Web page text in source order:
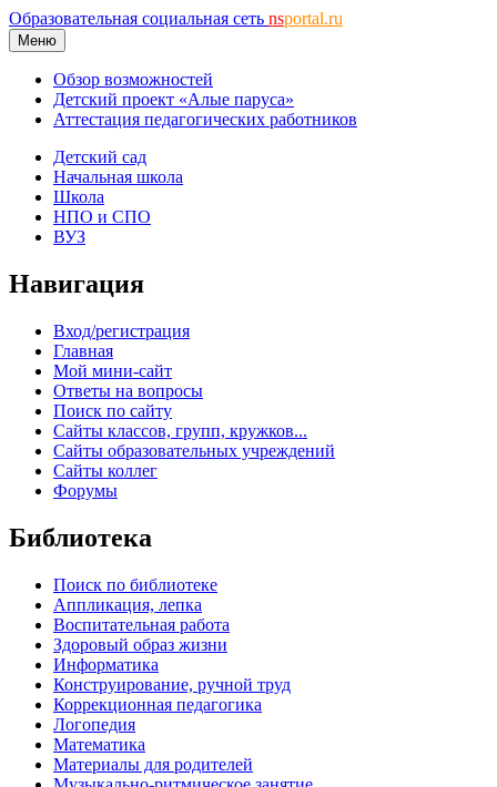
Образовательная социальная сеть nsportal.ru
Меню
Обзор возможностей
Детский проект «Алые паруса»
Аттестация педагогических работников
Детский сад
Начальная школа
Школа
НПО и СПО
ВУЗ
Навигация
Вход/регистрация
Главная
Мой мини-сайт
Ответы на вопросы
Поиск по сайту
Сайты классов, групп, кружков...
Сайты образовательных учреждений
Сайты коллег
Форумы
Библиотека
Поиск по библиотеке
Аппликация, лепка
Воспитательная работа
Здоровый образ жизни
Информатика
Конструирование, ручной труд
Коррекционная педагогика
Логопедия
Математика
Материалы для родителей